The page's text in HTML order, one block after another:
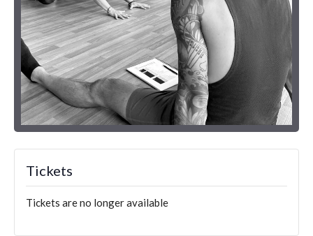
Tickets
Tickets are no longer available